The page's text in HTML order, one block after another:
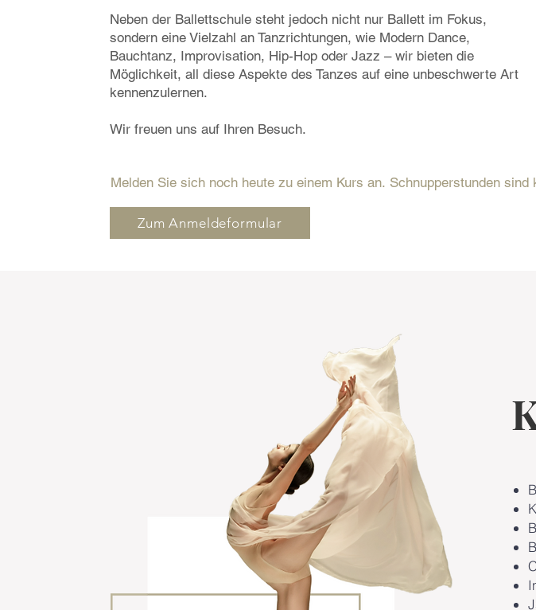
Neben der Ballettschule steht jedoch nicht nur Ballett im Fokus,
sondern eine Vielzahl an Tanzrichtungen, wie Modern Dance,
Bauchtanz, Improvisation, Hip-Hop oder Jazz – wir bieten die
Möglichkeit, all diese Aspekte des Tanzes auf eine unbeschwerte Art
kennenzulernen.
Wir freuen uns auf Ihren Besuch.
Melden Sie sich noch heute zu einem Kurs an. Schnupperstunden sind
Zum Anmeldeformular